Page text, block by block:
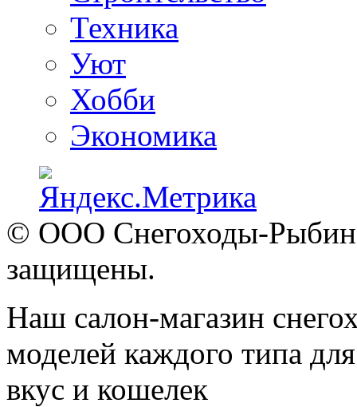
Техника
Уют
Хобби
Экономика
© ООО Снегоходы-
защищены.
Наш салон-магазин
моделей каждого типа
вкус и кошелек